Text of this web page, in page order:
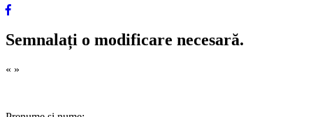
Semnalați o modificare necesară.
« »